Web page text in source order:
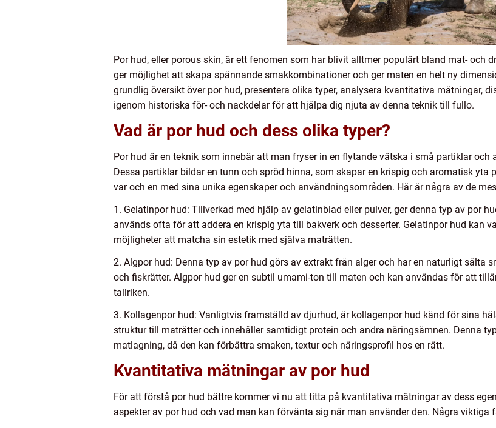
Por hud, eller porous skin, är ett fenomen som har blivit alltmer populärt bland mat- och
ger möjlighet att skapa spännande smakkombinationer och ger maten en helt ny
grundlig översikt över por hud, presentera olika typer, analysera kvantitativa mätningar,
igenom historiska för- och nackdelar för att hjälpa dig njuta av denna teknik till fullo.
Vad är por hud och dess olika typer?
Por hud är en teknik som innebär att man fryser in en flytande vätska i små partiklar och
Dessa partiklar bildar en tunn och spröd hinna, som skapar en krispig och aromatisk yta
var och en med sina unika egenskaper och användningsområden. Här är några av de
1. Gelatinpor hud: Tillverkad med hjälp av gelatinblad eller pulver, ger denna typ av por
används ofta för att addera en krispig yta till bakverk och desserter. Gelatinpor hud kan
möjligheter att matcha sin estetik med själva maträtten.
2. Algpor hud: Denna typ av por hud görs av extrakt från alger och har en naturligt sälta
och fiskrätter. Algpor hud ger en subtil umami-ton till maten och kan användas för att
tallriken.
3. Kollagenpor hud: Vanligtvis framställd av djurhud, är kollagenpor hud känd för sina
struktur till maträtter och innehåller samtidigt protein och andra näringsämnen. Denna
matlagning, då den kan förbättra smaken, textur och näringsprofil hos en rätt.
Kvantitativa mätningar av por hud
För att förstå por hud bättre kommer vi nu att titta på kvantitativa mätningar av dess
aspekter av por hud och vad man kan förvänta sig när man använder den. Några viktiga